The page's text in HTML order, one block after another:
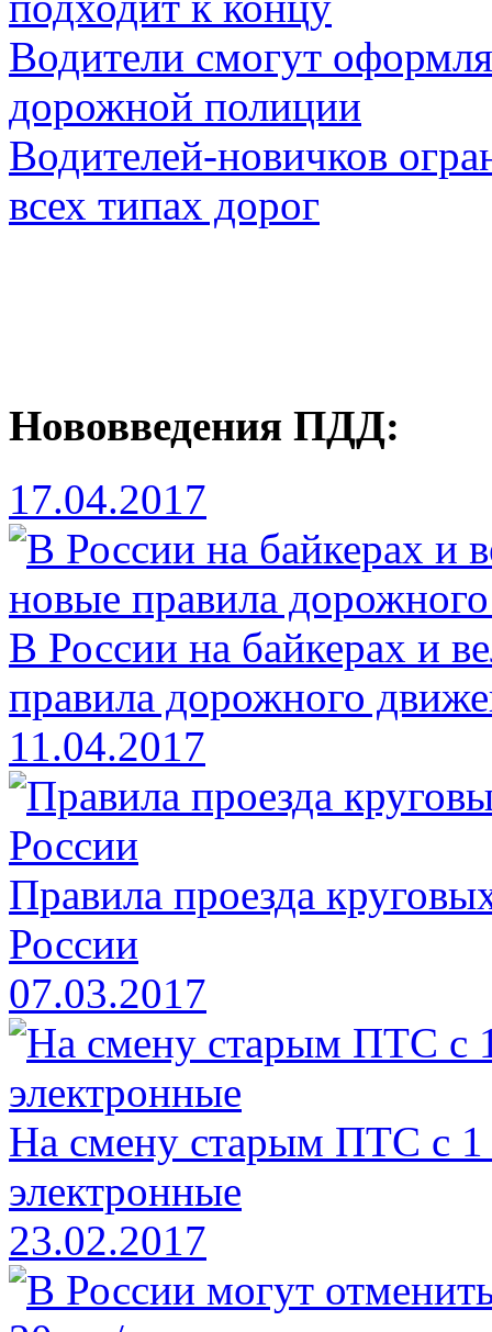
Водители смогут
дорожной полиции
Водителей-новичков
всех типах дорог
Нововведения ПДД:
17.04.2017
В России на байкерах и
правила дорожного
11.04.2017
Правила проезда
России
07.03.2017
На смену старым ПТС с 1
электронные
23.02.2017